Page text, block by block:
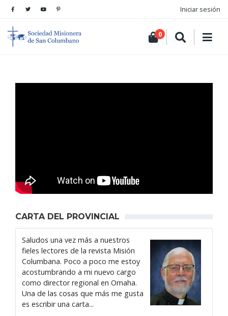
Iniciar sesión
0
CARTA DEL PROVINCIAL
Saludos una vez más a nuestros
fieles lectores de la revista Misión
Columbana. Poco a poco me estoy
acostumbrando a mi nuevo cargo
como director regional en Omaha.
Una de las cosas que más me gusta
es escribir una carta...